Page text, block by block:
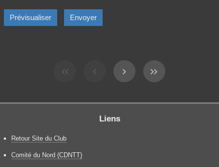
Liens
Retour Site du Club
Comité du Nord (CDNTT)